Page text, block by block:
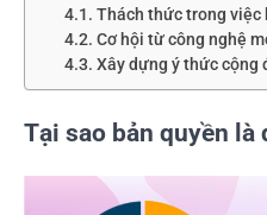
Thách thức trong việc
Cơ hội từ công nghệ
Xây dựng ý thức cộng
Tại sao bản quyền là